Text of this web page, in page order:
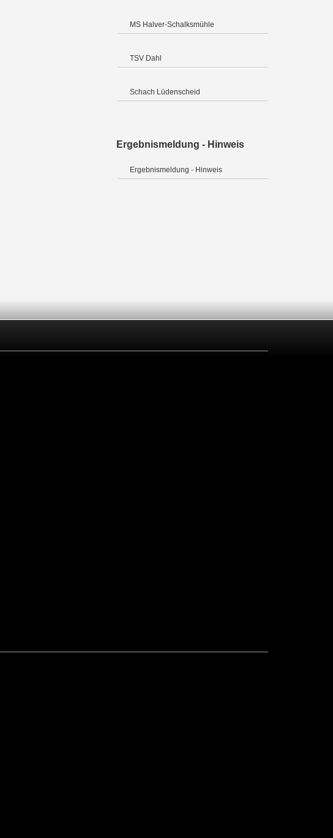
MS Halver-Schalksmühle
TSV Dahl
Schach Lüdenscheid
Ergebnismeldung - Hinweis
Ergebnismeldung - Hinweis